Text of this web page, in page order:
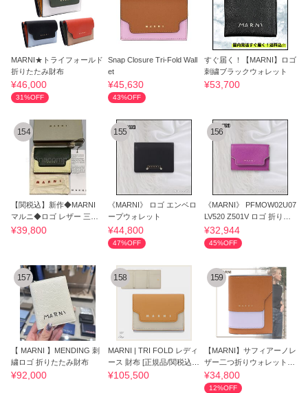
MARNI★トライフォールド
折りたたみ財布
¥46,000
31%OFF
Snap Closure Tri-Fold Wall
et
¥45,630
43%OFF
すぐ届く！【MARNI】ロゴ
刺繍ブラックウォレット
¥53,700
154
【関税込】新作◆MARNI
マルニ◆ロゴ レザー 三つ
折り財布
¥39,800
155
《MARNI》 ロゴ エンベロ
ープウォレット
¥44,800
47%OFF
156
《MARNI》 PFMOW02U07
LV520 Z501V ロゴ 折りた
たみ財布
¥32,944
45%OFF
157
【 MARNI 】MENDING 刺
繍ロゴ 折りたたみ財布
¥92,000
158
MARNI | TRI FOLD レディ
ース 財布 [正規品/関税込/
無料配送]
¥105,500
159
【MARNI】サフィアーノレ
ザー二つ折りウォレット
コンパクト収納
¥34,800
12%OFF